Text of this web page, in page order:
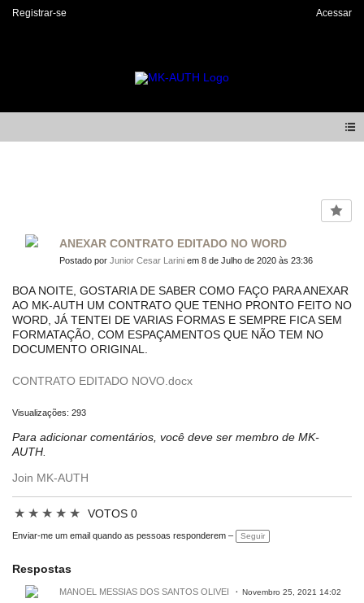
Registrar-se Acessar
ANEXAR CONTRATO EDITADO NO WORD
Postado por Junior Cesar Larini em 8 de Julho de 2020 às 23:36
BOA NOITE, GOSTARIA DE SABER COMO FAÇO PARA ANEXAR
AO MK-AUTH UM CONTRATO QUE TENHO PRONTO FEITO NO
WORD, JÁ TENTEI DE VARIAS FORMAS E SEMPRE FICA SEM
FORMATAÇÃO, COM ESPAÇAMENTOS QUE NÃO TEM NO
DOCUMENTO ORIGINAL.
CONTRATO EDITADO NOVO.docx
Visualizações: 293
Para adicionar comentários, você deve ser membro de MK-
AUTH.
Join MK-AUTH
★ ★ ★ ★ ★ VOTOS 0
Enviar-me um email quando as pessoas responderem – Seguir
Respostas
MANOEL MESSIAS DOS SANTOS OLIVEI Novembro 25, 2021 14:02